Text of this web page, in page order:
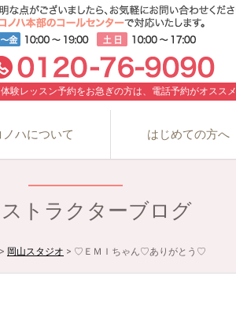
体験レッスン予約をお急ぎの方は、電話予約がオススメ
ノハについて はじめての方へ
トラクターブログ
> 岡山スタジオ > ♡ＥＭＩちゃん♡ありがとう♡